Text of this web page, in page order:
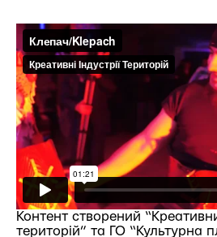
Контент створений
територій” та ГО “Культурна